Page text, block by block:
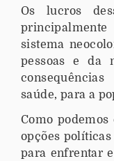
Os lucros
sistema
pessoas e da
saúde, para a
Como
opções
para enfrentar